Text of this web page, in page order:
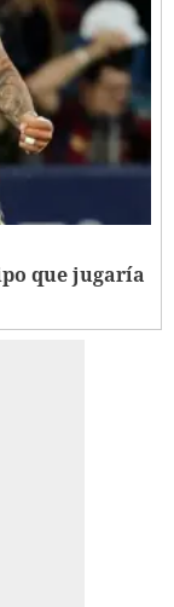
que jugaría